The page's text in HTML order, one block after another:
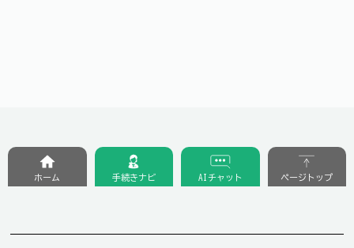
ホーム 手続きナビ AIチャット ページトップ